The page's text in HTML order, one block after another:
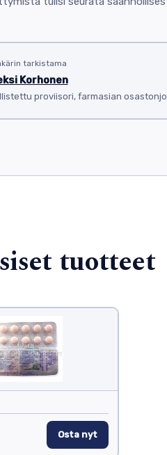
tarkistama
Korhonen
proviisori, farmasian
tuotteet
Osta nyt